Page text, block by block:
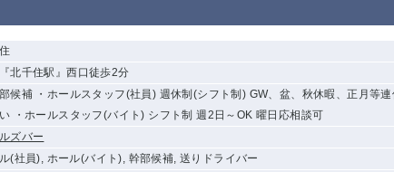
北千住駅』西口徒歩2分
部候補 ・ホールスタッフ(社員) 週休制(シフト制) GW、盆、秋休暇、正月等
・ホールスタッフ(バイト) シフト制 週2日～OK 曜日応相談可
ズバー
(社員), ホール(バイト), 幹部候補, 送りドライバー